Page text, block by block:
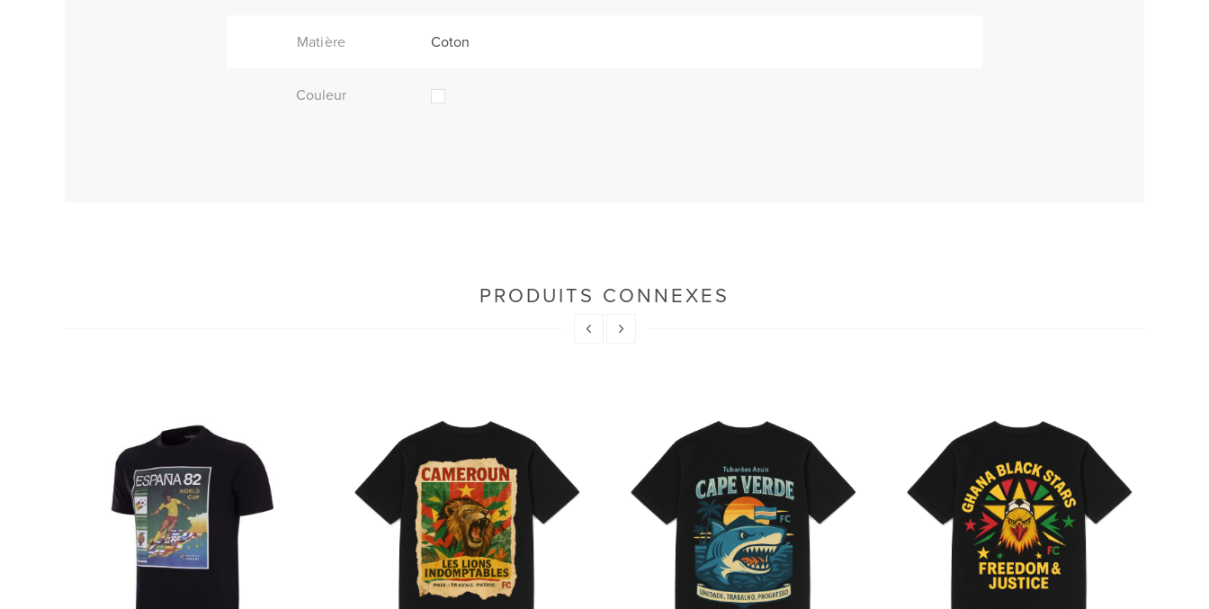
Matière Coton
Couleur
PRODUITS CONNEXES